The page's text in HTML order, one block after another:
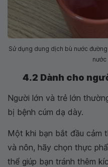
Sử dụng dung dịch bù nước
nước
4.2 Dành cho
Người lớn và trẻ lớn
bị bệnh cúm dạ dày.
Một khi bạn bắt đầu cảm
và nôn, hãy chọn thực
thể giúp bạn tránh thêm